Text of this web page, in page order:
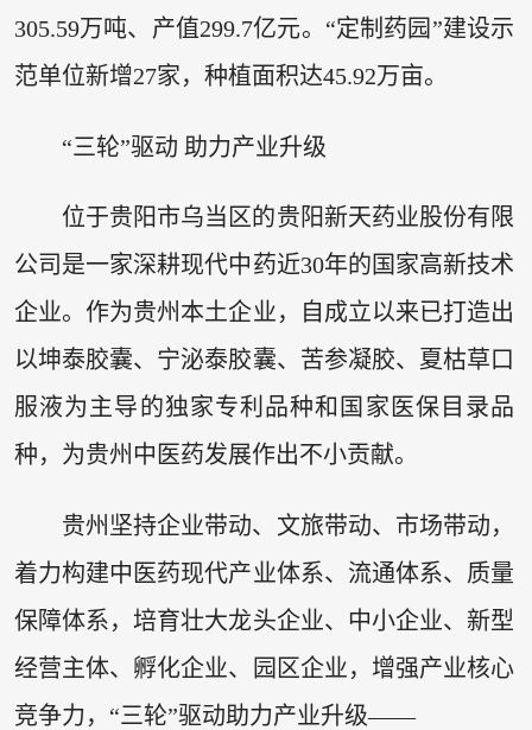
305.59万吨、产值299.7亿元。“定制药园”建设示
范单位新增27家，种植面积达45.92万亩。
“三轮”驱动 助力产业升级
位于贵阳市乌当区的贵阳新天药业股份有限
公司是一家深耕现代中药近30年的国家高新技术
企业。作为贵州本土企业，自成立以来已打造出
以坤泰胶囊、宁泌泰胶囊、苦参凝胶、夏枯草口
服液为主导的独家专利品种和国家医保目录品
种，为贵州中医药发展作出不小贡献。
贵州坚持企业带动、文旅带动、市场带动，
着力构建中医药现代产业体系、流通体系、质量
保障体系，培育壮大龙头企业、中小企业、新型
经营主体、孵化企业、园区企业，增强产业核心
竞争力，“三轮”驱动助力产业升级——